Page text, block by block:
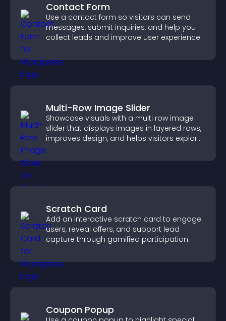
Contact Form
Use a contact form so visitors can send
messages, submit inquiries, and help you
collect leads and improve user experience.
Multi-Row Image Slider
Showcase visuals with a multi row image
slider that displays images in layered rows,
improves design, and helps visitors explore
Scratch Card
Add an interactive scratch card to engage
users, reveal offers, and support lead
capture through gamified participation.
Coupon Popup